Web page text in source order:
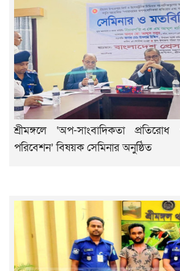
শ্রীমঙ্গলে ‘অপ-সাংবাদিকতা
পরিবেশন’ বিষয়ক সেমিনার অনুষ্ঠিত